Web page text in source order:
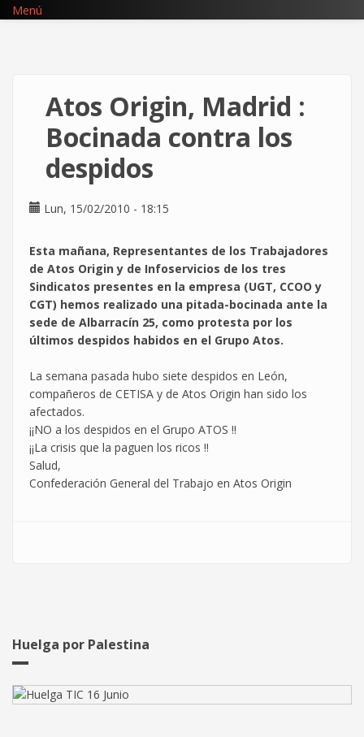
Pasar
Menú
Atos Origin, Madrid :
Bocinada contra los
despidos
Lun, 15/02/2010 - 18:15
Esta mañana, Representantes de los Trabajadores
de Atos Origin y de Infoservicios de los tres
Sindicatos presentes en la empresa (UGT, CCOO y
CGT) hemos realizado una pitada-bocinada ante la
sede de Albarracín 25, como protesta por los
últimos despidos habidos en el Grupo Atos.
La semana pasada hubo siete despidos en León,
compañeros de CETISA y de Atos Origin han sido los
afectados.
¡¡NO a los despidos en el Grupo ATOS !!
¡¡La crisis que la paguen los ricos !!
Salud,
Confederación General del Trabajo en Atos Origin
Huelga por Palestina